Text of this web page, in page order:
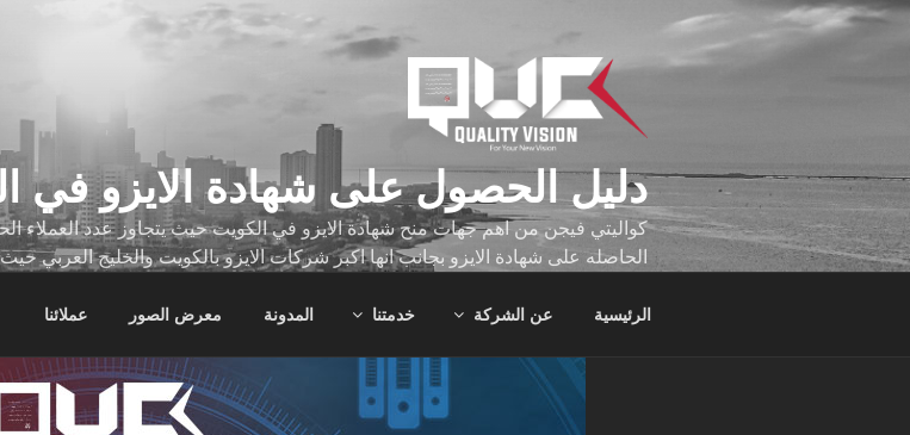
التجاوز
دليل الحصول على شهادة الايزو في
كواليتي فيجن من اهم جهات منح شهادة الايزو في الكويت حيث يتجاوز عدد العملاء
الحاصله على شهادة الايزو بجانب انها اكبر شركات الايزو بالكويت والخليج العربي
الرئيسية عن الشركة خدمتنا المدونة معرض الصور عملائنا